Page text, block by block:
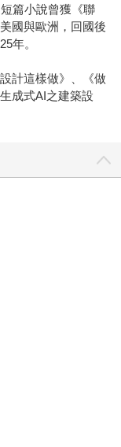
篇小說曾獲《聯
國與歐洲，回國後
年。
計這樣做》、《做
成式AI之建築設